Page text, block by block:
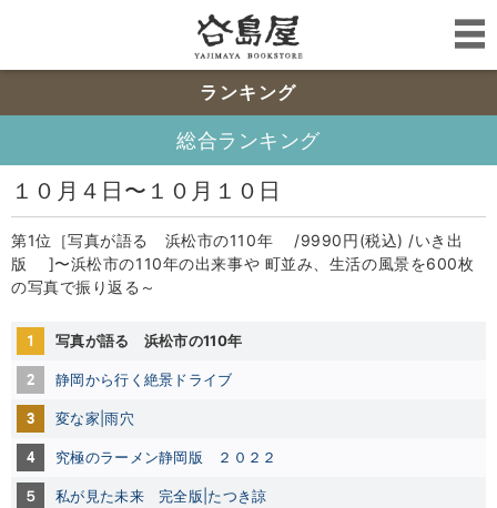
ランキング
総合ランキング
１０月４日〜１０月１０日
第1位［写真が語る 浜松市の110年 /9990円(税込) /いき出
版 ]〜浜松市の110年の出来事や 町並み、生活の風景を600枚
の写真で振り返る～
1 写真が語る 浜松市の110年
2 静岡から行く絶景ドライブ
3 変な家|雨穴
4 究極のラーメン静岡版 ２０２２
５ 私が見た未来 完全版|たつき諒